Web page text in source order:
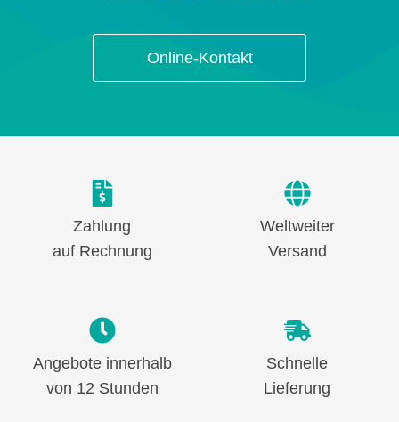
Online-Kontakt
Zahlung
auf Rechnung
Weltweiter
Versand
Angebote innerhalb
von 12 Stunden
Schnelle
Lieferung